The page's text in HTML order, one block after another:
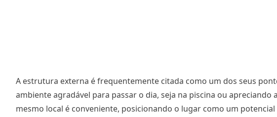
A estrutura externa é frequentemente citada como um dos seus
ambiente agradável para passar o dia, seja na piscina ou
mesmo local é conveniente, posicionando o lugar como um potencial